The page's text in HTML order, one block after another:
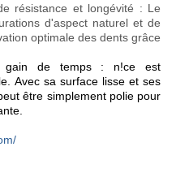
résistance et longévité : Le
d'aspect naturel et de
optimale des dents grâce
de temps : n!ce est
Avec sa surface lisse et ses
être simplement polie pour